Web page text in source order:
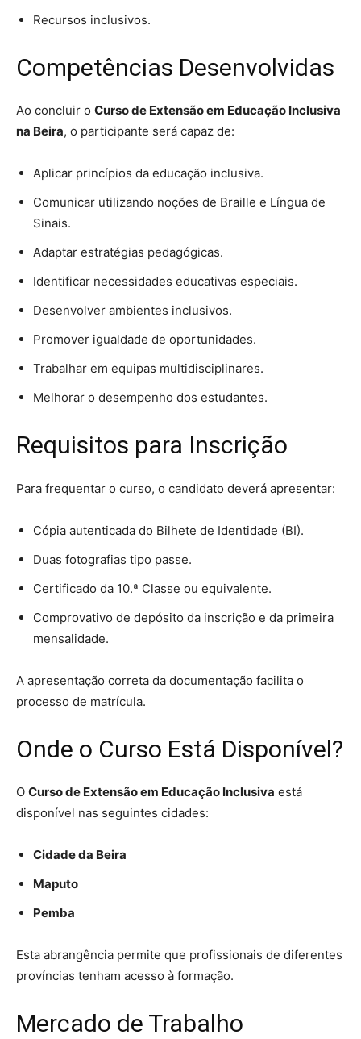
Recursos inclusivos.
Competências Desenvolvidas
Ao concluir o Curso de Extensão em Educação Inclusiva
na Beira, o participante será capaz de:
Aplicar princípios da educação inclusiva.
Comunicar utilizando noções de Braille e Língua de
Sinais.
Adaptar estratégias pedagógicas.
Identificar necessidades educativas especiais.
Desenvolver ambientes inclusivos.
Promover igualdade de oportunidades.
Trabalhar em equipas multidisciplinares.
Melhorar o desempenho dos estudantes.
Requisitos para Inscrição
Para frequentar o curso, o candidato deverá apresentar:
Cópia autenticada do Bilhete de Identidade (BI).
Duas fotografias tipo passe.
Certificado da 10.ª Classe ou equivalente.
Comprovativo de depósito da inscrição e da primeira
mensalidade.
A apresentação correta da documentação facilita o
processo de matrícula.
Onde o Curso Está Disponível?
O Curso de Extensão em Educação Inclusiva está
disponível nas seguintes cidades:
Cidade da Beira
Maputo
Pemba
Esta abrangência permite que profissionais de diferentes
províncias tenham acesso à formação.
Mercado de Trabalho